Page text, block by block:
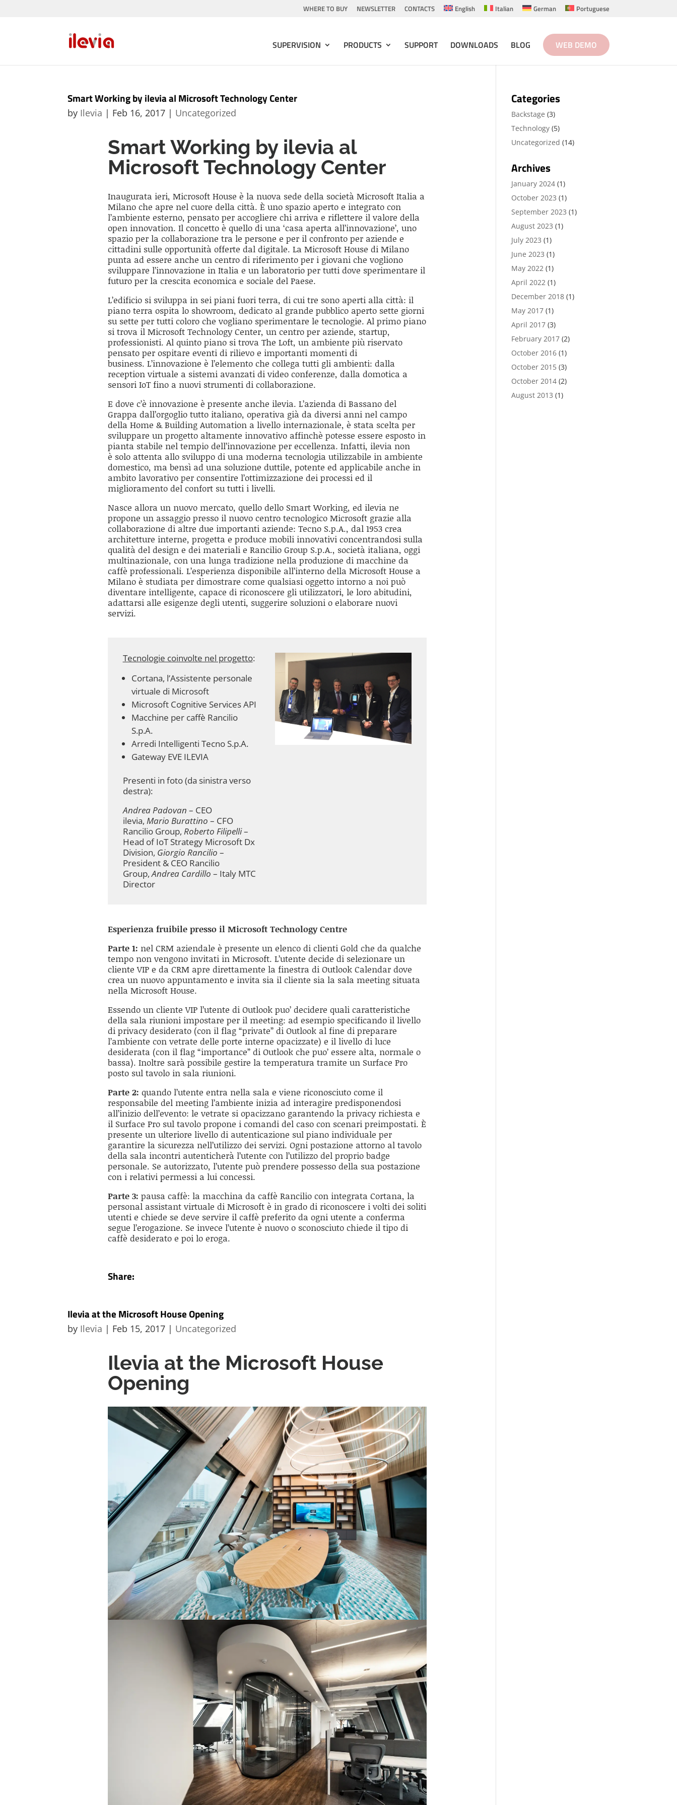
WHERE TO BUY NEWSLETTER CONTACTS English Italian German Portuguese
SUPERVISION PRODUCTS SUPPORT DOWNLOADS BLOG WEB DEMO
Smart Working by ilevia al Microsoft Technology Center
by Ilevia | Feb 16, 2017 | Uncategorized
Smart Working by ilevia al
Microsoft Technology Center
Inaugurata ieri, Microsoft House è la nuova sede della società Microsoft Italia a
Milano che apre nel cuore della città. È uno spazio aperto e integrato con
l’ambiente esterno, pensato per accogliere chi arriva e riflettere il valore della
open innovation. Il concetto è quello di una ‘casa aperta all’innovazione’, uno
spazio per la collaborazione tra le persone e per il confronto per aziende e
cittadini sulle opportunità offerte dal digitale. La Microsoft House di Milano
punta ad essere anche un centro di riferimento per i giovani che vogliono
sviluppare l’innovazione in Italia e un laboratorio per tutti dove sperimentare il
futuro per la crescita economica e sociale del Paese.
L’edificio si sviluppa in sei piani fuori terra, di cui tre sono aperti alla città: il
piano terra ospita lo showroom, dedicato al grande pubblico aperto sette giorni
su sette per tutti coloro che vogliano sperimentare le tecnologie. Al primo piano
si trova il Microsoft Technology Center, un centro per aziende, startup,
professionisti. Al quinto piano si trova The Loft, un ambiente più riservato
pensato per ospitare eventi di rilievo e importanti momenti di
business. L’innovazione è l’elemento che collega tutti gli ambienti: dalla
reception virtuale a sistemi avanzati di video conferenze, dalla domotica a
sensori IoT fino a nuovi strumenti di collaborazione.
E dove c’è innovazione è presente anche ilevia. L’azienda di Bassano del
Grappa dall’orgoglio tutto italiano, operativa già da diversi anni nel campo
della Home & Building Automation a livello internazionale, è stata scelta per
sviluppare un progetto altamente innovativo affinchè potesse essere esposto in
pianta stabile nel tempio dell’innovazione per eccellenza. Infatti, ilevia non
è solo attenta allo sviluppo di una moderna tecnologia utilizzabile in ambiente
domestico, ma bensì ad una soluzione duttile, potente ed applicabile anche in
ambito lavorativo per consentire l’ottimizzazione dei processi ed il
miglioramento del confort su tutti i livelli.
Nasce allora un nuovo mercato, quello dello Smart Working, ed ilevia ne
propone un assaggio presso il nuovo centro tecnologico Microsoft grazie alla
collaborazione di altre due importanti aziende: Tecno S.p.A., dal 1953 crea
architetture interne, progetta e produce mobili innovativi concentrandosi sulla
qualità del design e dei materiali e Rancilio Group S.p.A., società italiana, oggi
multinazionale, con una lunga tradizione nella produzione di macchine da
caffè professionali. L’esperienza disponibile all’interno della Microsoft House a
Milano è studiata per dimostrare come qualsiasi oggetto intorno a noi può
diventare intelligente, capace di riconoscere gli utilizzatori, le loro abitudini,
adattarsi alle esigenze degli utenti, suggerire soluzioni o elaborare nuovi
servizi.
Tecnologie coinvolte nel progetto:
Cortana, l’Assistente personale
virtuale di Microsoft
Microsoft Cognitive Services API
Macchine per caffè Rancilio
S.p.A.
Arredi Intelligenti Tecno S.p.A.
Gateway EVE ILEVIA
Presenti in foto (da sinistra verso
destra):
Andrea Padovan – CEO
ilevia, Mario Burattino – CFO
Rancilio Group, Roberto Filipelli–
Head of IoT Strategy Microsoft Dx
Division, Giorgio Rancilio –
President & CEO Rancilio
Group,Andrea Cardillo – Italy MTC
Director
Esperienza fruibile presso il Microsoft Technology Centre
Parte 1: nel CRM aziendale è presente un elenco di clienti Gold che da qualche
tempo non vengono invitati in Microsoft. L’utente decide di selezionare un
cliente VIP e da CRM apre direttamente la finestra di Outlook Calendar dove
crea un nuovo appuntamento e invita sia il cliente sia la sala meeting situata
nella Microsoft House.
Essendo un cliente VIP l’utente di Outlook puo’ decidere quali caratteristiche
della sala riunioni impostare per il meeting: ad esempio specificando il livello
di privacy desiderato (con il flag “private” di Outlook al fine di preparare
l’ambiente con vetrate delle porte interne opacizzate) e il livello di luce
desiderata (con il flag “importance” di Outlook che puo’ essere alta, normale o
bassa). Inoltre sarà possibile gestire la temperatura tramite un Surface Pro
posto sul tavolo in sala riunioni.
Parte 2: quando l’utente entra nella sala e viene riconosciuto come il
responsabile del meeting l’ambiente inizia ad interagire predisponendosi
all’inizio dell’evento: le vetrate si opacizzano garantendo la privacy richiesta e
il Surface Pro sul tavolo propone i comandi del caso con scenari preimpostati. È
presente un ulteriore livello di autenticazione sul piano individuale per
garantire la sicurezza nell’utilizzo dei servizi. Ogni postazione attorno al tavolo
della sala incontri autenticherà l’utente con l’utilizzo del proprio badge
personale. Se autorizzato, l’utente può prendere possesso della sua postazione
con i relativi permessi a lui concessi.
Parte 3: pausa caffè: la macchina da caffè Rancilio con integrata Cortana, la
personal assistant virtuale di Microsoft è in grado di riconoscere i volti dei soliti
utenti e chiede se deve servire il caffè preferito da ogni utente a conferma
segue l’erogazione. Se invece l’utente è nuovo o sconosciuto chiede il tipo di
caffè desiderato e poi lo eroga.
Share:
Ilevia at the Microsoft House Opening
by Ilevia | Feb 15, 2017 | Uncategorized
Ilevia at the Microsoft House
Opening
Categories
Backstage (3)
Technology (5)
Uncategorized (14)
Archives
January 2024 (1)
October 2023 (1)
September 2023 (1)
August 2023 (1)
July 2023 (1)
June 2023 (1)
May 2022 (1)
April 2022 (1)
December 2018 (1)
May 2017 (1)
April 2017 (3)
February 2017 (2)
October 2016 (1)
October 2015 (3)
October 2014 (2)
August 2013 (1)